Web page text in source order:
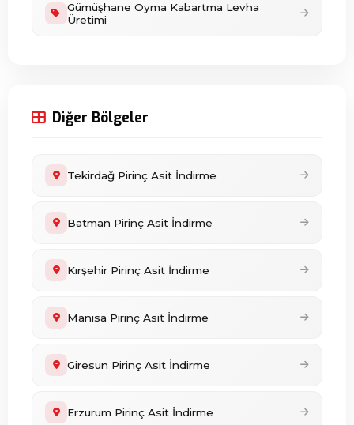
Gümüşhane Oyma Kabartma Levha
Üretimi
Diğer Bölgeler
Tekirdağ Pirinç Asit İndirme
Batman Pirinç Asit İndirme
Kırşehir Pirinç Asit İndirme
Manisa Pirinç Asit İndirme
Giresun Pirinç Asit İndirme
Erzurum Pirinç Asit İndirme